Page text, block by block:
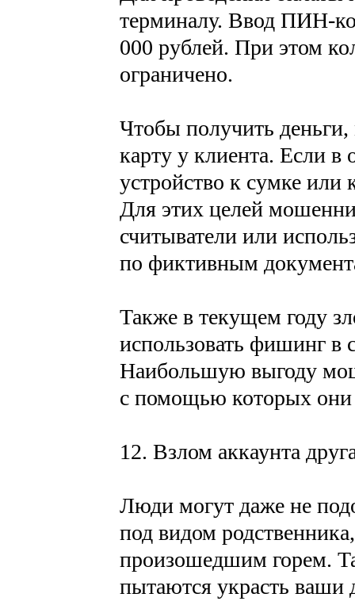
терминалу. Ввод ПИН-
000 рублей. При этом
ограничено.
Чтобы получить
карту у клиента. Если в
устройство к сумке или
Для этих целей
считыватели или
по фиктивным
Также в текущем году
использовать фишинг в
Наибольшую выгоду
с помощью которых они
12. Взлом аккаунта
Люди могут даже не
под видом
произошедшим горем.
пытаются украсть ваши